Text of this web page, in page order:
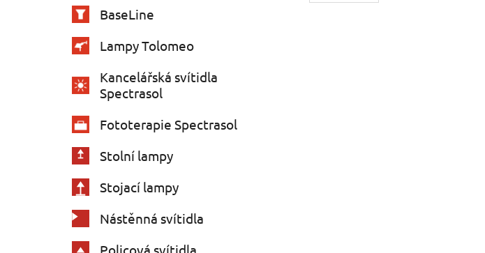
BaseLine
Lampy Tolomeo
Kancelářská svítidla
Spectrasol
Fototerapie Spectrasol
Stolní lampy
Stojací lampy
Nástěnná svítidla